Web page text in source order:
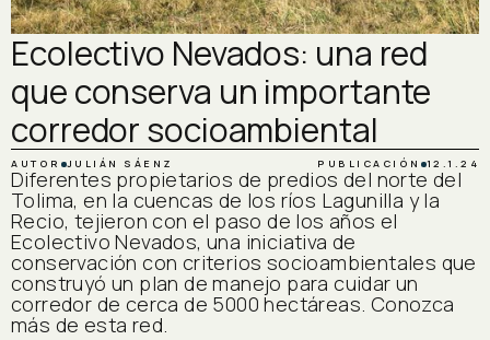
Ecolectivo Nevados: una red
que conserva un importante
corredor socioambiental
AUTOR JULIÁN SÁENZ PUBLICACIÓN 12.1.24
Diferentes propietarios de predios del norte del
Tolima, en la cuencas de los ríos Lagunilla y la
Recio, tejieron con el paso de los años el
Ecolectivo Nevados, una iniciativa de
conservación con criterios socioambientales que
construyó un plan de manejo para cuidar un
corredor de cerca de 5000 hectáreas. Conozca
más de esta red.